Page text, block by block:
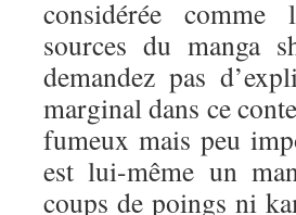
considérée
sources du manga
demandez pas
marginal dans ce
fumeux mais peu
est lui-même un
coups de poings ni